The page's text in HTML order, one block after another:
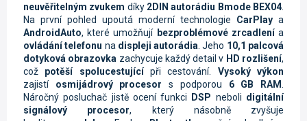
neuvěřitelným zvukem díky 2DIN autorádiu Bmode BEX04
Na první pohled upoutá moderní technologie CarPlay a
AndroidAuto, které umožňují bezproblémové zrcadlenía
ovládání telefonu na displeji autorádia . Jeho 10,1 palcová
dotyková obrazovka zachycuje každý detail v HD rozlišení,
což potěší spolucestujícípři cestování. Vysoký výkon
zajistí osmijádrový procesor s podporou 6 GB RAM
Náročný posluchač jistě ocení funkci
DSP neboli digitální
signálový procesor, který násobně zvyšuje